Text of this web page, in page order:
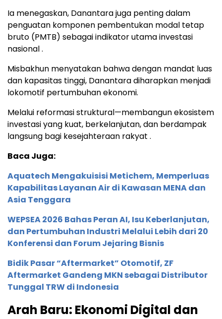
Ia menegaskan, Danantara juga penting dalam
penguatan komponen pembentukan modal tetap
bruto (PMTB) sebagai indikator utama investasi
nasional .
Misbakhun menyatakan bahwa dengan mandat luas
dan kapasitas tinggi, Danantara diharapkan menjadi
lokomotif pertumbuhan ekonomi.
Melalui reformasi struktural—membangun ekosistem
investasi yang kuat, berkelanjutan, dan berdampak
langsung bagi kesejahteraan rakyat .
Baca Juga:
Aquatech Mengakuisisi Metichem, Memperluas
Kapabilitas Layanan Air di Kawasan MENA dan
Asia Tenggara
WEPSEA 2026 Bahas Peran AI, Isu Keberlanjutan,
dan Pertumbuhan Industri Melalui Lebih dari 20
Konferensi dan Forum Jejaring Bisnis
Bidik Pasar “Aftermarket” Otomotif, ZF
Aftermarket Gandeng MKN sebagai Distributor
Tunggal TRW di Indonesia
Arah Baru: Ekonomi Digital dan